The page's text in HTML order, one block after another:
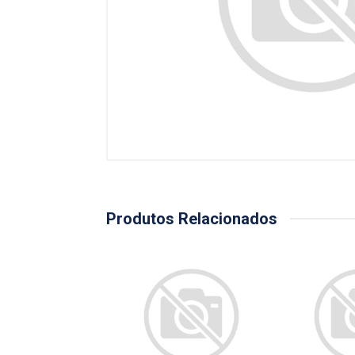
Produtos Relacionados